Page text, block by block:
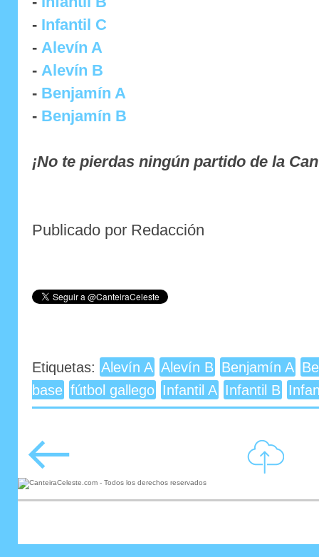
- Infantil C
- Alevín A
- Alevín B
- Benjamín A
- Benjamín B
¡No te pierdas ningún partido de la
Publicado por Redacción
Etiquetas: Alevín A Alevín B Benjamín A
base fútbol gallego Infantil A Infantil B